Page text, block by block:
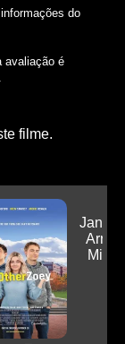
do
avaliação é
filme.
Jane